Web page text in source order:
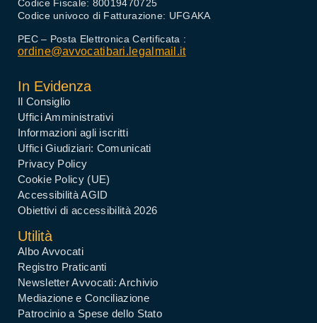
Codice Fiscale: 80019470725
Codice univoco di Fatturazione: UFGAKA
PEC – Posta Elettronica Certificata :
ordine@avvocatibari.legalmail.it
In Evidenza
Il Consiglio
Uffici Amministrativi
Informazioni agli iscritti
Uffici Giudiziari: Comunicati
Privacy Policy
Cookie Policy (UE)
Accessibilità AGID
Obiettivi di accessibilità 2026
Utilità
Albo Avvocati
Registro Praticanti
Newsletter Avvocati: Archivio
Mediazione e Conciliazione
Patrocinio a Spese dello Stato